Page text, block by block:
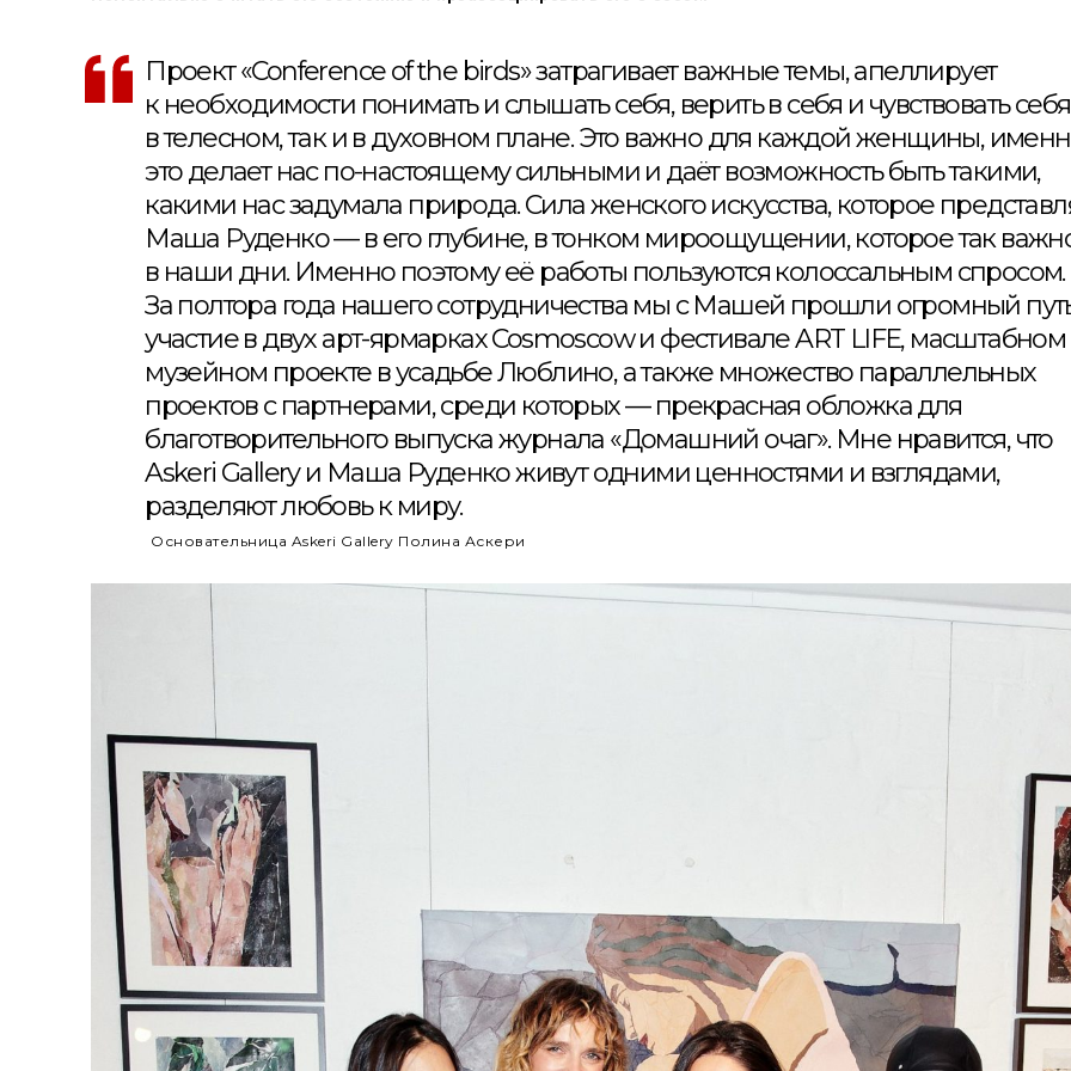
Проект «Conference of the birds» затрагивает важные темы, апеллирует
к необходимости понимать и слышать себя, верить в себя и чувствовать
в телесном, так и в духовном плане. Это важно для каждой женщины,
это делает нас по-настоящему сильными и даёт возможность быть такими,
какими нас задумала природа. Сила женского искусства, которое
Маша Руденко — в его глубине, в тонком мироощущении, которое так
в наши дни. Именно поэтому её работы пользуются колоссальным спросом.
За полтора года нашего сотрудничества мы с Машей прошли огромный
участие в двух арт-ярмарках Cosmoscow и фестивале ART LIFE, масштабном
музейном проекте в усадьбе Люблино, а также множество параллельных
проектов с партнерами, среди которых — прекрасная обложка для
благотворительного выпуска журнала «Домашний очаг». Мне нравится, что
Askeri Gallery и Маша Руденко живут одними ценностями и взглядами,
разделяют любовь к миру.
Основательница Askeri Gallery Полина Аскери